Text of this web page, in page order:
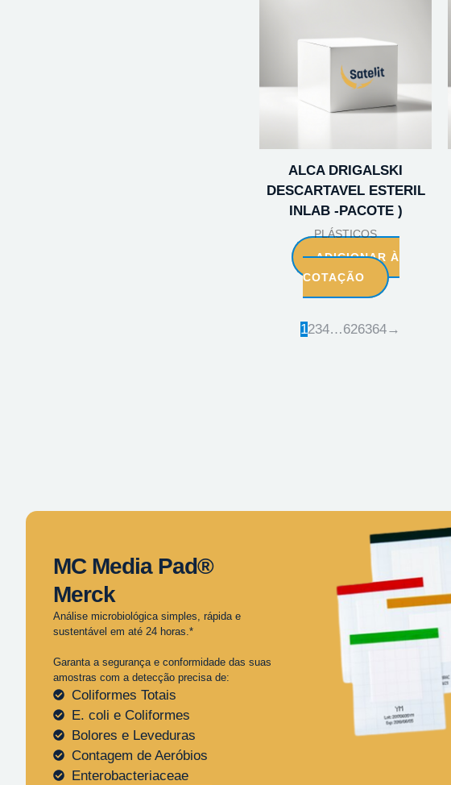
ALCA DRIGALSKI
DESCARTAVEL ESTERIL
INLAB -PACOTE )
PLÁSTICOS
ADICIONAR À
COTAÇÃO
1234…626364→
MC Media Pad®
Merck
Análise microbiológica simples, rápida e
sustentável em até 24 horas.*
Garanta a segurança e conformidade das suas
amostras com a detecção precisa de:
Coliformes Totais
E. coli e Coliformes
Bolores e Leveduras
Contagem de Aeróbios
Enterobacteriaceae